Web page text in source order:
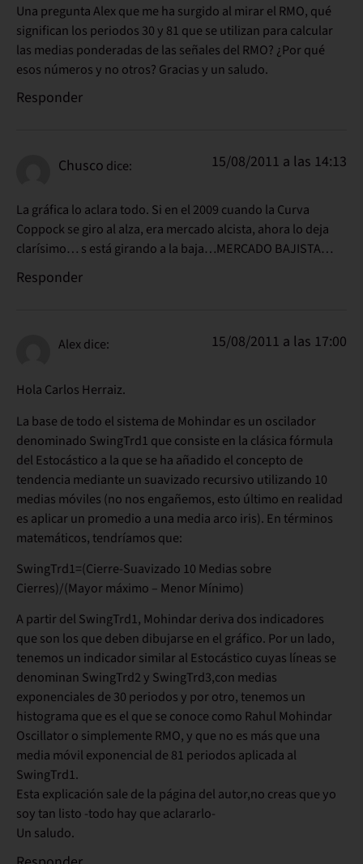
Una pregunta Alex que me ha surgido al mirar el RMO, qué
significan los periodos 30 y 81 que se utilizan para calcular
las medias ponderadas de las señales del RMO? ¿Por qué
esos números y no otros? Gracias y un saludo.
Responder
Chusco dice: 15/08/2011 a las 14:13
La gráfica lo aclara todo. Si en el 2009 cuando la Curva
Coppock se giro al alza, era mercado alcista, ahora lo deja
clarísimo… s está girando a la baja…MERCADO BAJISTA…
Responder
Alexdice: 15/08/2011 a las 17:00
Hola Carlos Herraiz.
La base de todo el sistema de Mohindar es un oscilador
denominado SwingTrd1 que consiste en la clásica fórmula
del Estocástico a la que se ha añadido el concepto de
tendencia mediante un suavizado recursivo utilizando 10
medias móviles (no nos engañemos, esto último en realidad
es aplicar un promedio a una media arco iris). En términos
matemáticos, tendríamos que:
SwingTrd1=(Cierre-Suavizado 10 Medias sobre
Cierres)/(Mayor máximo – Menor Mínimo)
A partir del SwingTrd1, Mohindar deriva dos indicadores
que son los que deben dibujarse en el gráfico. Por un lado,
tenemos un indicador similar al Estocástico cuyas líneas se
denominan SwingTrd2 y SwingTrd3,con medias
exponenciales de 30 periodos y por otro, tenemos un
histograma que es el que se conoce como Rahul Mohindar
Oscillator o simplemente RMO, y que no es más que una
media móvil exponencial de 81 periodos aplicada al
SwingTrd1.
Esta explicación sale de la página del autor,no creas que yo
soy tan listo -todo hay que aclararlo-
Un saludo.